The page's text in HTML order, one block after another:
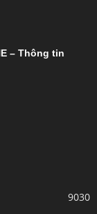
– Thông tin
9030